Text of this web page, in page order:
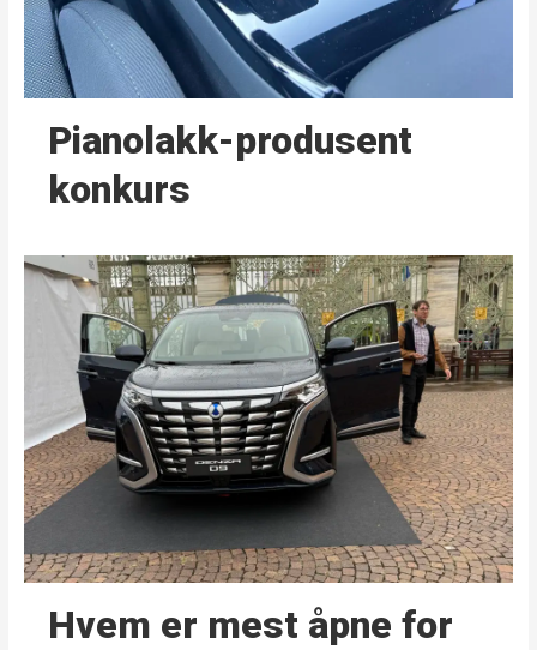
Pianolakk-produsent
konkurs
Hvem er mest åpne for